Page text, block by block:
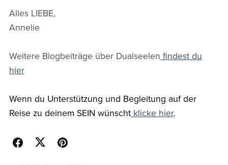
Alles LIEBE,
Annelie
Weitere Blogbeiträge über Dualseelen findest du
hier
Wenn du Unterstützung und Begleitung auf der
Reise zu deinem SEIN wünschtklicke hier.